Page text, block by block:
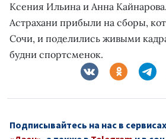
Ксения Ильина и Анна
Астрахани прибыли на сборы,
Сочи, и поделились живыми
будни спортсменок.
Подписывайтесь на нас в сервисах